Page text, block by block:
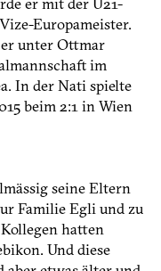
Europameister.
er unter Ottmar
im
In der Nati spielte
beim 2:1 in Wien
seine Eltern
Familie Egli und zu
hatten
Und diese